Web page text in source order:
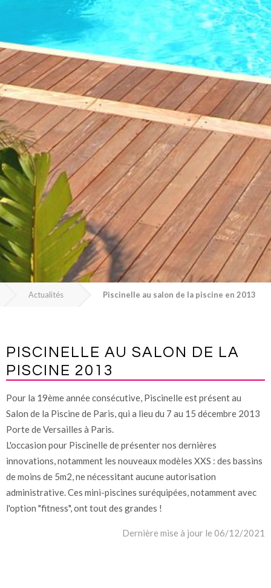
Actualités Piscinelle au salon de la piscine en 2013
PISCINELLE AU SALON DE LA
PISCINE 2013
Pour la 19ème année consécutive, Piscinelle est présent au
Salon de la Piscine de Paris, qui a lieu du 7 au 15 décembre 2013
Porte de Versailles à Paris.
L'occasion pour Piscinelle de présenter nos dernières
innovations, notamment les nouveaux modèles XXS : des bassins
de moins de 5m2, ne nécessitant aucune autorisation
administrative. Ces mini-piscines suréquipées, notamment avec
l'option "fitness", ont tout des grandes !
Dernière mise à jour le 06/12/2021